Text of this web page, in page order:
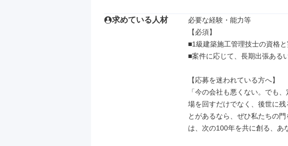
求めている人材
必要な経験・能力等
【必須】
■1級建築施工管理技士の資格
■案件に応じて、長期出張ある
【応募を迷われている方へ】
「今の会社も悪くない。でも
場を回すだけでなく、後世に
とがあるなら、ぜひ私たちの
は、次の100年を共に創る、あ